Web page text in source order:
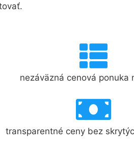
nezáväzná cenová ponuka
transparentné ceny bez